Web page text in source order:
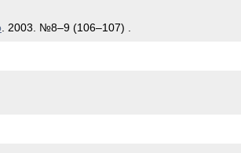
. 2003. №8–9 (106–107) .